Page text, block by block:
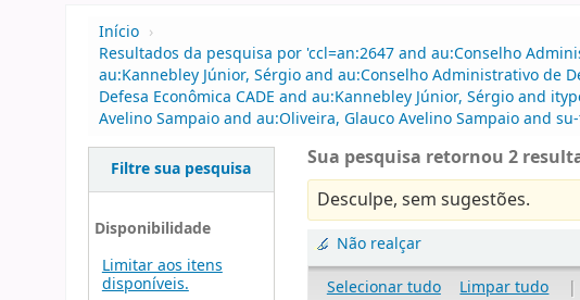
Início ›
Resultados da pesquisa por 'ccl=an:2647 and au:Conselho
au:Kannebley Júnior, Sérgio and au:Conselho Administrativo de
Defesa Econômica CADE and au:Kannebley Júnior, Sérgio and
Avelino Sampaio and au:Oliveira, Glauco Avelino Sampaio and
Filtre sua pesquisa
Disponibilidade
Limitar aos itens
disponíveis.
Sua pesquisa retornou 2
Desculpe, sem sugestões.
Não realçar
Selecionar tudo
Limpar tudo |